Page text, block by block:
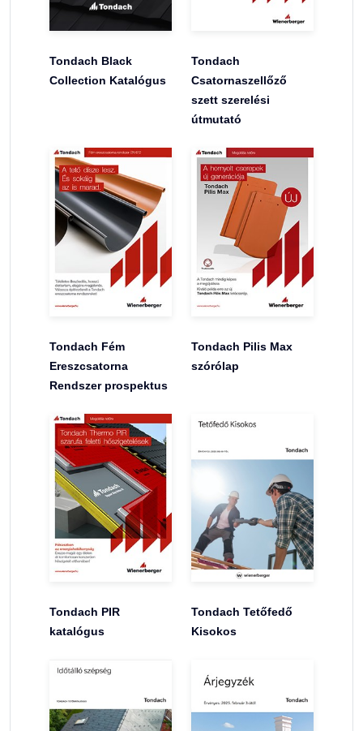
Tondach Black
Collection Katalógus
Tondach
Csatornaszellőző
szett szerelési
útmutató
Tondach Fém
Ereszcsatorna
Rendszer prospektus
Tondach Pilis Max
szórólap
Tondach PIR
katalógus
Tondach Tetőfedő
Kisokos